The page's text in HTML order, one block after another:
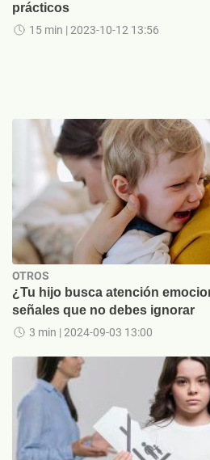
prácticos
15 min | 2023-10-12 13:56
OTROS
¿Tu hijo busca atención
señales que no debes ignorar
3 min | 2024-09-03 13:00